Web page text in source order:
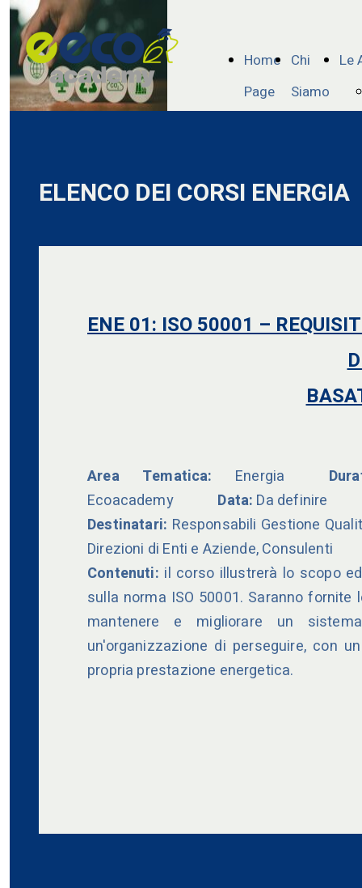
Home
Page
Chi
Siamo
Le
ELENCO DEI CORSI ENERGIA
ENE 01:ISO 50001 –
Area Tematica: Energia
EcoacademyData: Da definire
Destinatari: Responsabili Gestione
Direzioni di Enti e Aziende, Consulenti
Contenuti: il corso illustrerà lo scopo
sulla norma ISO 50001. Saranno
mantenere e migliorare un
un'organizzazione di perseguire, con
propria prestazione energetica.